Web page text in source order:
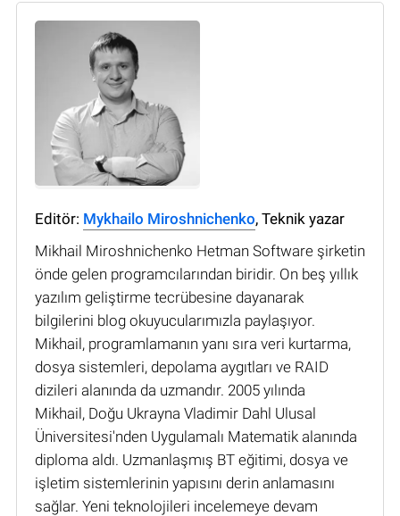
Editör: Mykhailo Miroshnichenko, Teknik yazar
Mikhail Miroshnichenko Hetman Software şirketin
önde gelen programcılarından biridir. On beş yıllık
yazılım geliştirme tecrübesine dayanarak
bilgilerini blog okuyucularımızla paylaşıyor.
Mikhail, programlamanın yanı sıra veri kurtarma,
dosya sistemleri, depolama aygıtları ve RAID
dizileri alanında da uzmandır. 2005 yılında
Mikhail, Doğu Ukrayna Vladimir Dahl Ulusal
Üniversitesi'nden Uygulamalı Matematik alanında
diploma aldı. Uzmanlaşmış BT eğitimi, dosya ve
işletim sistemlerinin yapısını derin anlamasını
sağlar. Yeni teknolojileri incelemeye devam